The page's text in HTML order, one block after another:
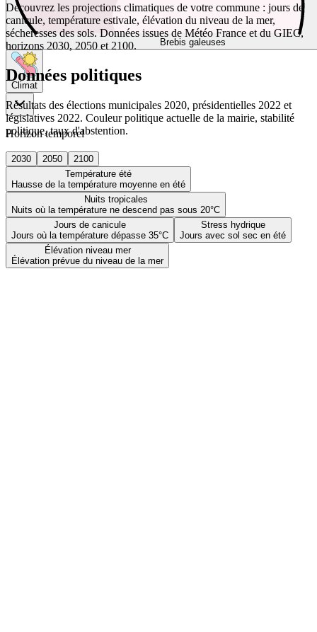
Brebis galeuses
Climat
Horizon temporel
2030 2050
2100
Température été
Hausse de la température moyenne en été
Nuits tropicales
Nuits où la température ne descend pas sous 20°C
Jours de canicule
Jours où la température dépasse 35°C
Stress hydrique
Jours avec sol sec en été
Élévation niveau mer
Élévation prévue du niveau de la mer
Découvrez les projections climatiques de votre commune : jours de
canicule, température estivale, élévation du niveau de la mer,
sécheresses des sols. Données issues de Météo France et du GIEC,
horizons 2030, 2050 et 2100.
Données politiques
Résultats des élections municipales 2020, présidentielles 2022 et
législatives 2022. Couleur politique actuelle de la mairie, stabilité
politique, taux d'abstention.